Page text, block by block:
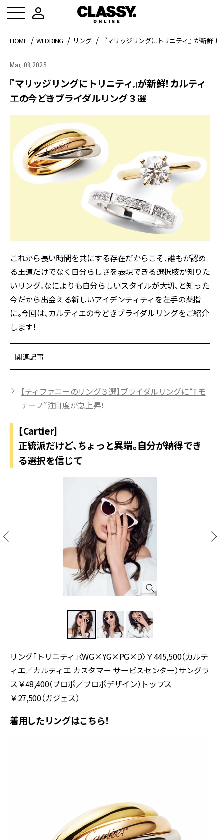
HOME WEDDING リング 『マリッジリングにトリニティ』が新鮮
Mar, 08,2025
『マリッジリングにトリニティ』が新鮮！カルティ
エの今どきブライダルリング３選
これから長い時間を共にする存在だからこそ、誰もが認め
る王道だけでなく自分らしさを表現できる選択肢が知りた
いリング。なによりも自分らしいスタイルが大切、と知った
今だから出会える新しいアイデンティティを左手の薬指
に。今回は、カルティエの今どきブライダルリングをご紹介
します！
関連記事
【ティファニーのリング３選】ブライダルリングに“Tモ
チーフ”注目度が急上昇！
【Cartier】
正統派だけど、ちょっと異端。自分が納得でき
る選択を信じて
リング「トリニティ」〈WG×YG×PG×D〉￥445,500（カルテ
ィエ／カルティエ カスタマー サービスセンター）サングラ
ス￥48,400（プロポ／プロポデザイン）トップス
￥27,500（ガジェス）
着用したリングはこちら！